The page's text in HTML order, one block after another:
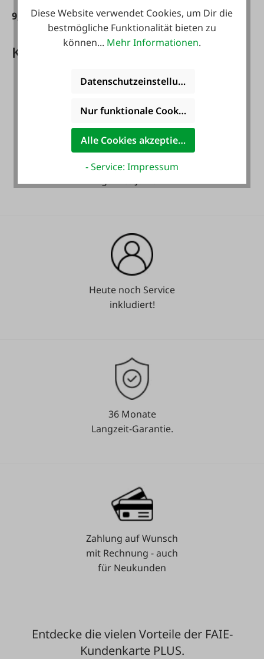
9,95 €*
Kundenkarte PLUS Vorteile
Gratis Versand für ein
Heute noch Service
inkludiert!
36 Monate
Langzeit-Garantie.
Zahlung auf Wunsch
mit Rechnung - auch
für Neukunden
Entdecke die vielen Vorteile der FAIE-
Kundenkarte PLUS.
Diese Website verwendet Cookies, um Dir die
bestmögliche Funktionalität bieten zu
können... Mehr Informationen.
Datenschutzeinstellungen
Nur funktionale Cookies akzeptieren
Alle Cookies akzeptieren
- Service: Impressum